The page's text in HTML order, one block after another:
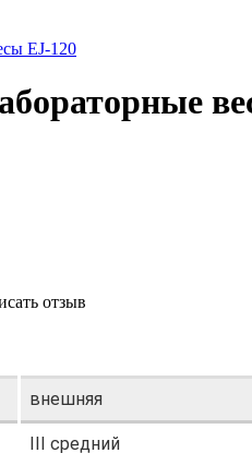
отзыв
внешняя
III средний